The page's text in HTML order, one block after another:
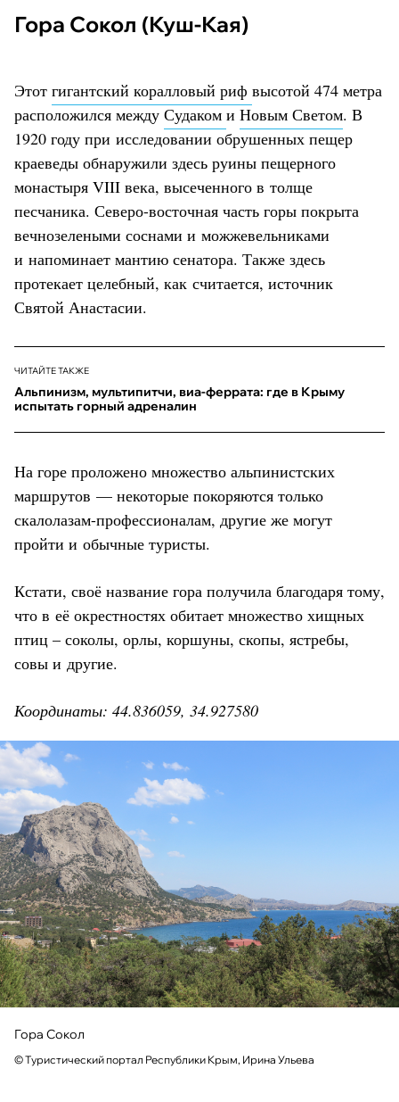
Гора Сокол (Куш-Кая)
Этот гигантский коралловый риф высотой 474 метра
расположился между Судаком и Новым Светом. В
1920 году при исследовании обрушенных пещер
краеведы обнаружили здесь руины пещерного
монастыря VIII века, высеченного в толще
песчаника. Северо-восточная часть горы покрыта
вечнозелеными соснами и можжевельниками
и напоминает мантию сенатора. Также здесь
протекает целебный, как считается, источник
Святой Анастасии.
ЧИТАЙТЕ ТАКЖЕ
Альпинизм, мультипитчи, виа-феррата: где в Крыму
испытать горный адреналин
На горе проложено множество альпинистских
маршрутов — некоторые покоряются только
скалолазам-профессионалам, другие же могут
пройти и обычные туристы.
Кстати, своё название гора получила благодаря тому,
что в её окрестностях обитает множество хищных
птиц – соколы, орлы, коршуны, скопы, ястребы,
совы и другие.
Координаты: 44.836059, 34.927580
Гора Сокол
© Туристический портал Республики Крым, Ирина Ульева